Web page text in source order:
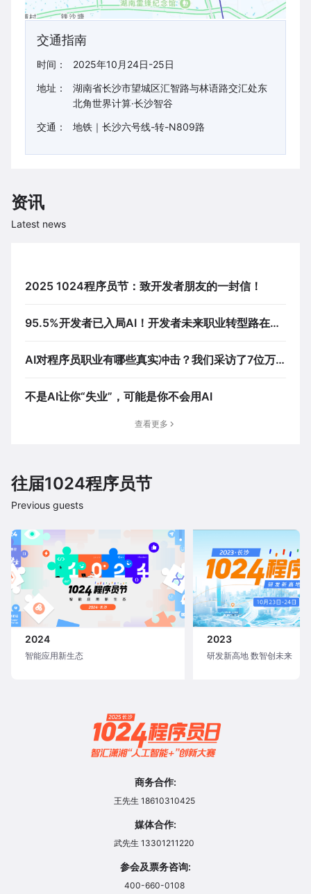
交通指南
时间：
2025年10月24日-25日
地址：
湖南省长沙市望城区汇智路与林语路交汇处东
北角世界计算·长沙智谷
交通：
地铁｜长沙六号线-转-N809路
资讯
Latest news
2025 1024程序员节：致开发者朋友的一封信！
95.5%开发者已入局AI！开发者未来职业转型路在何
AI对程序员职业有哪些真实冲击？我们采访了7位万
不是AI让你“失业”，可能是你不会用AI
查看更多
往届1024程序员节
Previous guests
2024
智能应用新生态
2023
研发新高地 数智创未来
商务合作:
王先生 18610310425
媒体合作:
武先生 13301211220
参会及票务咨询:
400-660-0108